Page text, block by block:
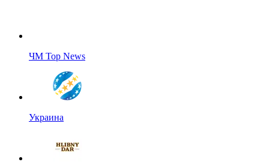
ЧМ Top News
Украина